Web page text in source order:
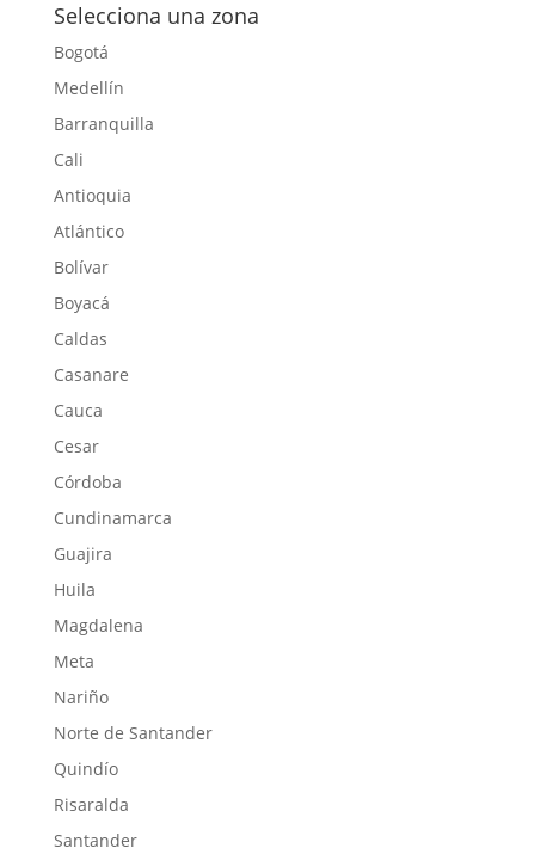
Selecciona una zona
Bogotá
Medellín
Barranquilla
Cali
Antioquia
Atlántico
Bolívar
Boyacá
Caldas
Casanare
Cauca
Cesar
Córdoba
Cundinamarca
Guajira
Huila
Magdalena
Meta
Nariño
Norte de Santander
Quindío
Risaralda
Santander